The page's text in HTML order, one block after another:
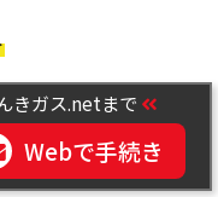
る
きガス.netまで
Webで手続き